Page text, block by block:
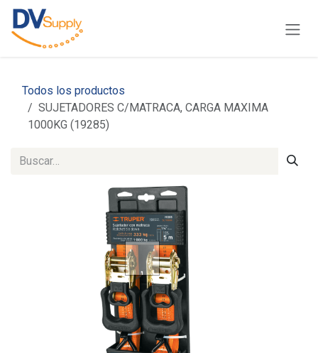
Ir al contenido
Todos los productos
SUJETADORES C/MATRACA, CARGA MAXIMA
1000KG (19285)